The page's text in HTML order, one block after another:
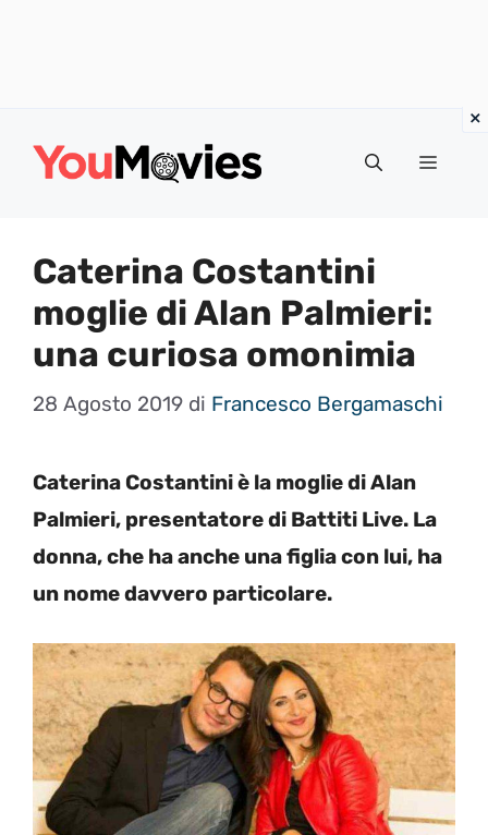
Menu
Caterina Costantini
moglie di Alan Palmieri:
una curiosa omonimia
28 Agosto 2019 di Francesco Bergamaschi
Caterina Costantini è la moglie di Alan
Palmieri, presentatore di Battiti Live. La
donna, che ha anche una figlia con lui, ha
un nome davvero particolare.